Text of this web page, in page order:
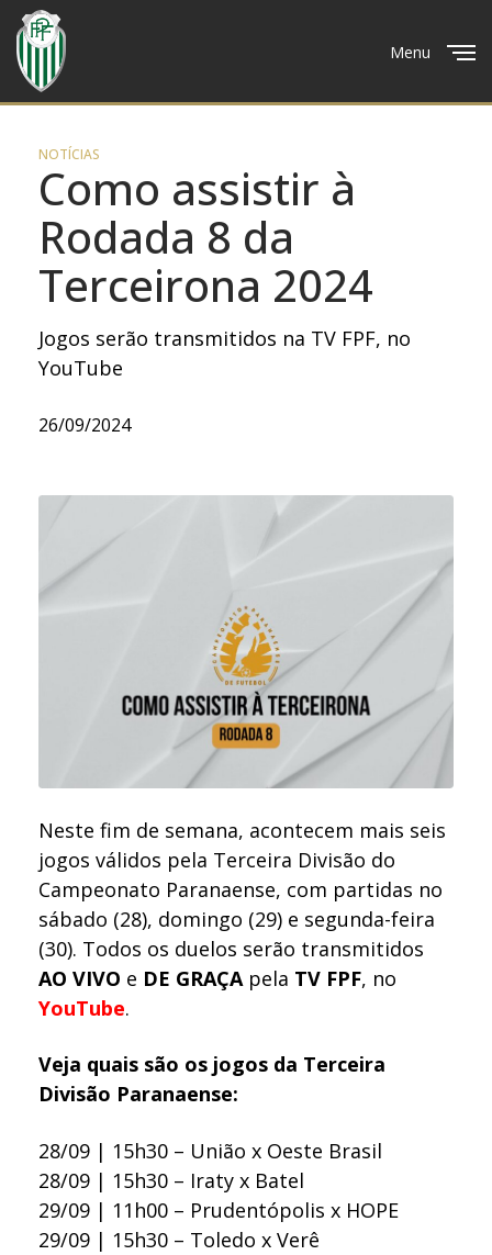
Menu
NOTÍCIAS
Como assistir à
Rodada 8 da
Terceirona 2024
Jogos serão transmitidos na TV FPF, no
YouTube
26/09/2024
Neste fim de semana, acontecem mais seis
jogos válidos pela Terceira Divisão do
Campeonato Paranaense, com partidas no
sábado (28), domingo (29) e segunda-feira
(30). Todos os duelos serão transmitidos
AO VIVO e DE GRAÇA pela TV FPF, no
YouTube.
Veja quais são os jogos da Terceira
Divisão Paranaense:
28/09 | 15h30 – União x Oeste Brasil
28/09 | 15h30 – Iraty x Batel
29/09 | 11h00 – Prudentópolis x HOPE
29/09 | 15h30 – Toledo x Verê